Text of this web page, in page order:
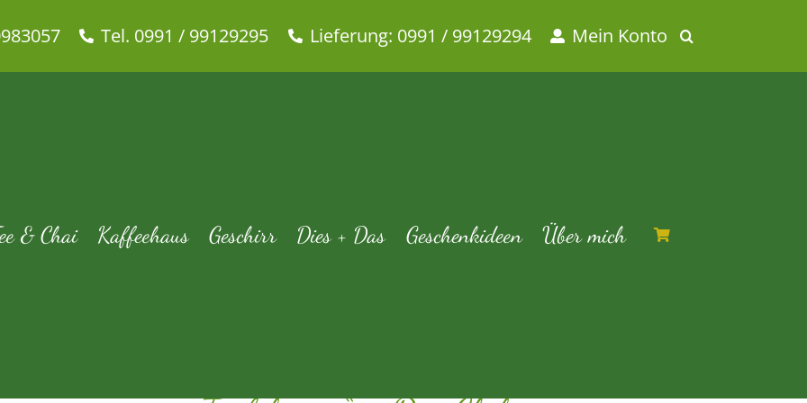
Tel. 0991 / 99129295 Lieferung: 0991 / 99129294 Mein Konto
& Chai Kaffeehaus Geschirr Dies + Das Geschenkideen Über mich